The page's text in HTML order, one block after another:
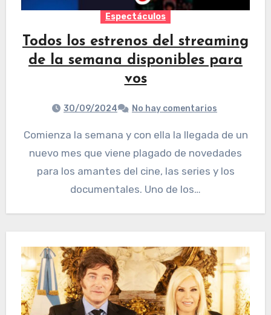
Espectáculos
Todos los estrenos del streaming
de la semana disponibles para
vos
30/09/2024 No hay comentarios
Comienza la semana y con ella la llegada de un
nuevo mes que viene plagado de novedades
para los amantes del cine, las series y los
documentales. Uno de los…